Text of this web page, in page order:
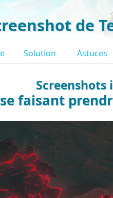
de
Solution Astuces
Screenshots
faisant